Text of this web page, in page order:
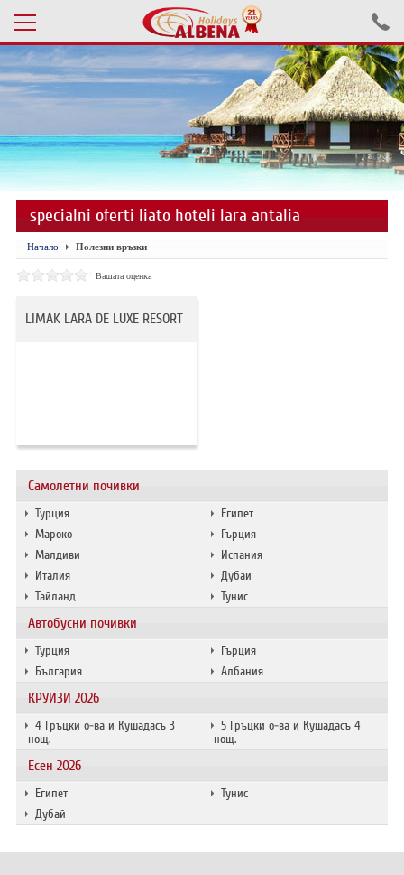
Проверка на резервация
ПОЧИВКИ С АВТОБУС 2026
ПОЧИВКИ СЪС САМОЛЕТ
ЕКСКУРЗИИ САМОЛЕТ
ЕКСКУРЗИИ АВТОБУС
НОВА ГОДИНА 2027
ХОТЕЛИ В АЛБАНИЯ
АВТОБУСИ ПОД НАЕМ
КОНТАКТИ
ОБЩИ УСЛОВИЯ ПАКЕТНИ
ПЪТУВАНИЯ
Самолетни почивки
Турция
Египет
Мароко
Гърция
Малдиви
Испания
Италия
Дубай
Тайланд
Тунис
Автобусни почивки
Турция
Гърция
България
Албания
КРУИЗИ 2026
4 Гръцки о-ва и Кушадасъ 3
нощ.
5 Гръцки о-ва и Кушадасъ 4
нощ.
Есен 2026
Египет
Тунис
Дубай
specialni oferti liato hoteli lara antalia
Начало Полезни връзки
Вашата оценка
LIMAK LARA DE LUXE RESORT